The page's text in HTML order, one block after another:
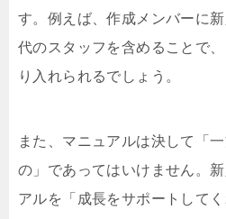
す。例えば、作成メンバーに
代のスタッフを含めることで
り入れられるでしょう。
また、マニュアルは決して「
の」であってはいけません。
アルを「成長をサポートして